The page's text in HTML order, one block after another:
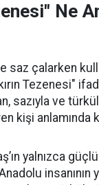
Ne
saz çalarken
Tezenesi"
sazıyla ve
kişi anlamında
yalnızca
insanının